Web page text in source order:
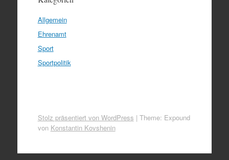
Allgemein
Ehrenamt
Sport
Sportpolitik
Stolz präsentiert von WordPress | Theme: Expound
von Konstantin Kovshenin